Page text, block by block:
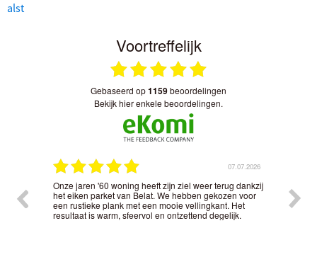
alst
Voortreffelijk
gebaseerd op1159beoordelingen
bekijk hier enkele beoordelingen.
07.07.2026
Onze jaren '60 woning heeft zijn ziel weer terug dankzij
het eiken parket van Belat. We hebben gekozen voor
een rustieke plank met een mooie vellingkant. Het
resultaat is warm, sfeervol en ontzettend degelijk.